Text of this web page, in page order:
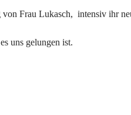
Frau Lukasch, intensiv ihr
uns gelungen ist.